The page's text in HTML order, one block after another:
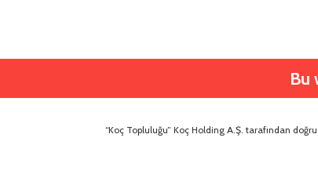
Bu
“Koç Topluluğu” Koç Holding A.Ş. tarafından